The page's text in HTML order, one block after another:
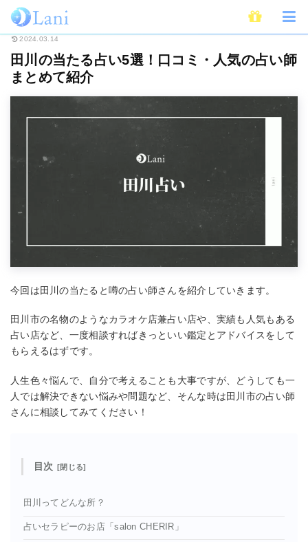
ホーム 占い 田川の当たる占い5選！口コミ・人気の
2024.03.14
田川の当たる占い5選！口コミ・人気の占い師
まとめて紹介
今回は田川の当たると噂の占い師さんを紹介していきます。
田川市の名物のようなカラオケ店兼占い店や、実績も人気もある
占い店など、一度相談すればきっといい鑑定とアドバイスをして
もらえるはずです。
人生色々悩んで、自分で考えることも大事ですが、どうしても一
人では解決できない悩みや問題など、そんな時は田川市の占い師
さんに相談してみてください！
目次
田川ってどんな所？
占いセラピーのお店「salon CHERIR」